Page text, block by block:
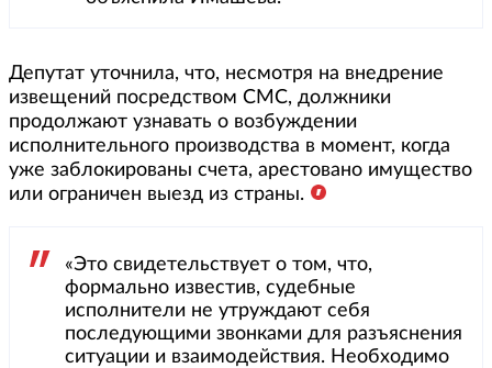
Депутат уточнила, что, несмотря на внедрение
извещений посредством СМС, должники
продолжают узнавать о возбуждении
исполнительного производства в момент, когда
уже заблокированы счета, арестовано имущество
или ограничен выезд из страны.
«Это свидетельствует о том, что,
формально известив, судебные
исполнители не утруждают себя
последующими звонками для разъяснения
ситуации и взаимодействия. Необходимо